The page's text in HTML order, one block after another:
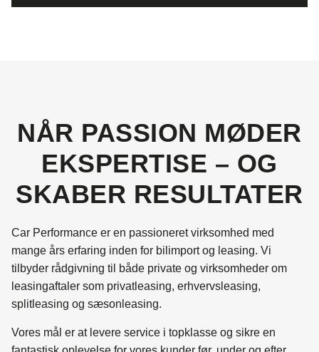
NÅR PASSION MØDER
EKSPERTISE – OG
SKABER RESULTATER
Car Performance er en passioneret virksomhed med
mange års erfaring inden for bilimport og leasing. Vi
tilbyder rådgivning til både private og virksomheder om
leasingaftaler som privatleasing, erhvervsleasing,
splitleasing og sæsonleasing.
Vores mål er at levere service i topklasse og sikre en